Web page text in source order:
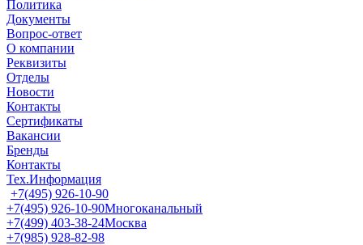
Политика
Документы
Вопрос-ответ
О компании
Реквизиты
Отделы
Новости
Контакты
Сертификаты
Вакансии
Бренды
Контакты
Тех.Информация
+7(495) 926-10-90
+7(495) 926-10-90Многоканальный
+7(499) 403-38-24Москва
+7(985) 928-82-98